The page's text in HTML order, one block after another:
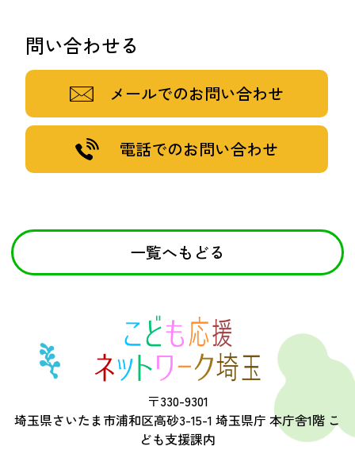
問い合わせる
メールでのお問い合わせ
電話でのお問い合わせ
一覧へもどる
〒330-9301
埼玉県さいたま市浦和区高砂3-15-1 埼玉県庁 本庁舎1階 こ
ども支援課内